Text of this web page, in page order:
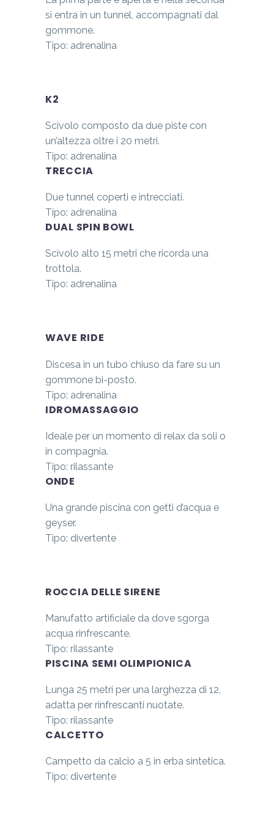
si entra in un tunnel, accompagnati dal
gommone.
Tipo: adrenalina
K2
Scivolo composto da due piste con
un’altezza oltre i 20 metri.
Tipo: adrenalina
TRECCIA
Due tunnel coperti e intrecciati.
Tipo: adrenalina
DUAL SPIN BOWL
Scivolo alto 15 metri che ricorda una
trottola.
Tipo: adrenalina
WAVE RIDE
Discesa in un tubo chiuso da fare su un
gommone bi-posto.
Tipo: adrenalina
IDROMASSAGGIO
Ideale per un momento di relax da soli o
in compagnia.
Tipo: rilassante
ONDE
Una grande piscina con getti d’acqua e
geyser.
Tipo: divertente
ROCCIA DELLE SIRENE
Manufatto artificiale da dove sgorga
acqua rinfrescante.
Tipo: rilassante
PISCINA SEMI OLIMPIONICA
Lunga 25 metri per una larghezza di 12,
adatta per rinfrescanti nuotate.
Tipo: rilassante
CALCETTO
Campetto da calcio a 5 in erba sintetica.
Tipo: divertente